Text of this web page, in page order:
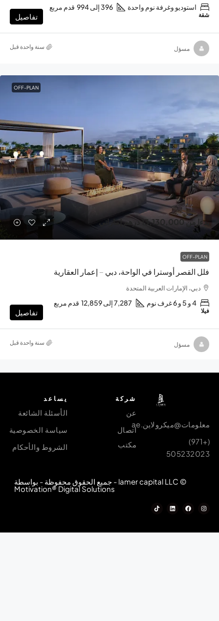
استوديو وغرفة نوم واحدة 396 إلى 994 قدم مربع
شقة تفاصيل
مسؤل ‏سنة واحدة قبل
OFF-PLAN
بدءا من13,130,000 درهم إماراتي
OFF-PLAN
فلل القصر أوسترا في الواحة، دبي – إعمار العقارية
دبي، الإمارات العربية المتحدة
4 و 5 و 6 غرف نوم 7,287 إلى 12,859 قدم مربع
فيلا تفاصيل
مسؤل ‏سنة واحدة قبل
معلومات@ميكرولاين.ae
(+971)
505232023
شركة
عن
اتصال
مكتب
يساعد
الأسئلة الشائعة
سياسة الخصوصية
الشروط والأحكام
© lamer capital LLC - جميع الحقوق محفوظة - بواسطة
Motivation® Digital Solutions